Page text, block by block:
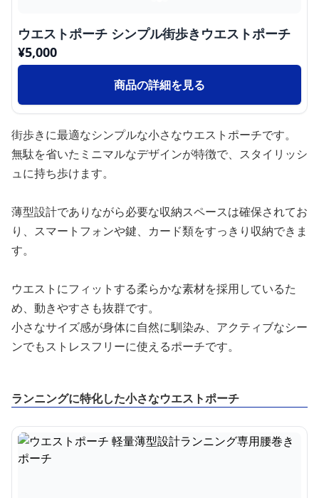
ウエストポーチ シンプル街歩きウエストポーチ
¥5,000
商品の詳細を見る
街歩きに最適なシンプルな小さなウエストポーチです。
無駄を省いたミニマルなデザインが特徴で、スタイリッシ
ュに持ち歩けます。
薄型設計でありながら必要な収納スペースは確保されてお
り、スマートフォンや鍵、カード類をすっきり収納できま
す。
ウエストにフィットする柔らかな素材を採用しているた
め、動きやすさも抜群です。
小さなサイズ感が身体に自然に馴染み、アクティブなシー
ンでもストレスフリーに使えるポーチです。
ランニングに特化した小さなウエストポーチ